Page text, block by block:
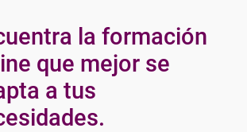
la formación
que mejor se
a tus